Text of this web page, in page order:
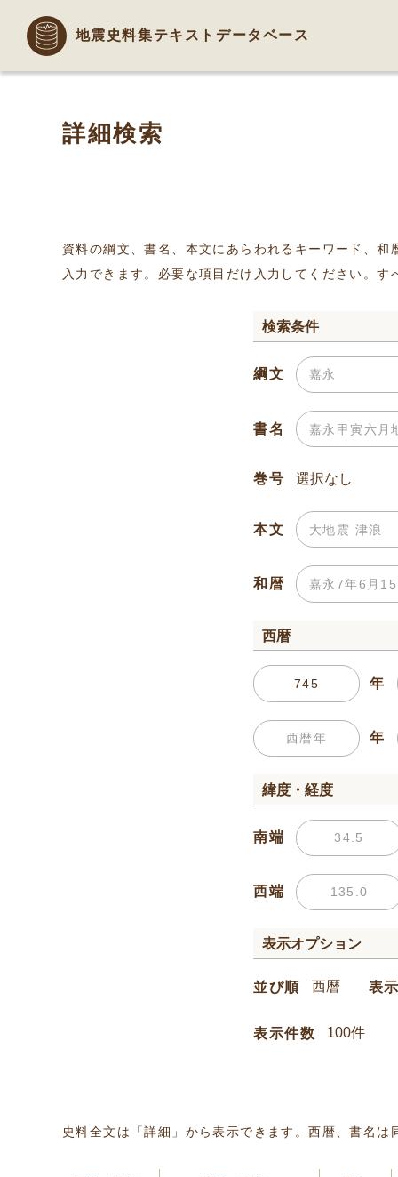
地震史料集テキストデータベース
詳細検索
資料の綱文、書名、本文にあらわれるキーワード、
入力できます。必要な項目だけ入力してください。
検索条件
綱文
書名
巻号
本文
和暦
西暦
年
年
緯度・経度
南端
西端
表示オプション
並び順 表
表示件数
史料全文は「詳細」から表示できます。西暦、書名